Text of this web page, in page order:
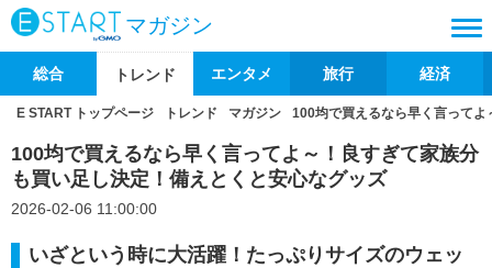
マガジン
総合 トレンド エンタメ 旅行 経済
E START トップページ トレンド マガジン 100均で買えるなら早く言って
100均で買えるなら早く言ってよ～！良すぎて家族分
も買い足し決定！備えとくと安心なグッズ
2026-02-06 11:00:00
いざという時に大活躍！たっぷりサイズのウェッ